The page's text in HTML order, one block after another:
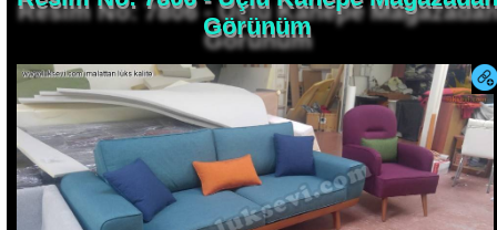
Görünüm